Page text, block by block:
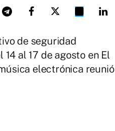
de seguridad
al 17 de agosto en El
electrónica reunió